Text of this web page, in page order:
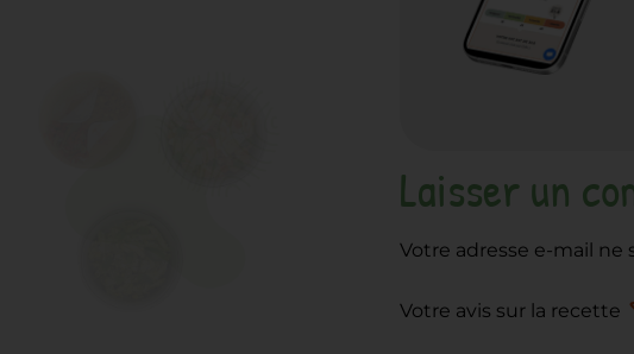
Laisser un
Votre adresse e-mail ne
Votre avis sur la recette